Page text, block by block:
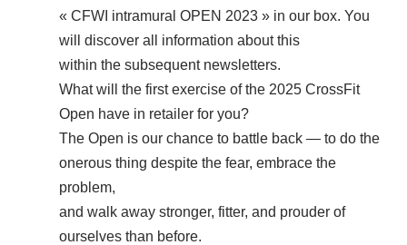
« CFWI intramural OPEN 2023 » in our box. You
will discover all information about this
within the subsequent newsletters.
What will the first exercise of the 2025 CrossFit
Open have in retailer for you?
The Open is our chance to battle back — to do the
onerous thing despite the fear, embrace the
problem,
and walk away stronger, fitter, and prouder of
ourselves than before.